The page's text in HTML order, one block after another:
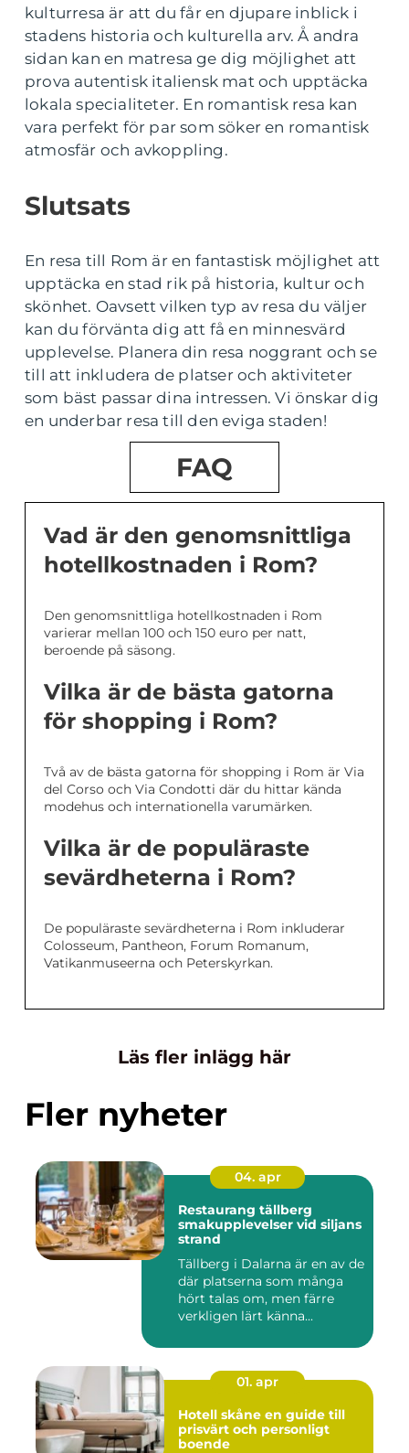
kulturresa är att du får en djupare inblick i
stadens historia och kulturella arv. Å andra
sidan kan en matresa ge dig möjlighet att
prova autentisk italiensk mat och upptäcka
lokala specialiteter. En romantisk resa kan
vara perfekt för par som söker en romantisk
atmosfär och avkoppling.
Slutsats
En resa till Rom är en fantastisk möjlighet att
upptäcka en stad rik på historia, kultur och
skönhet. Oavsett vilken typ av resa du väljer
kan du förvänta dig att få en minnesvärd
upplevelse. Planera din resa noggrant och se
till att inkludera de platser och aktiviteter
som bäst passar dina intressen. Vi önskar dig
en underbar resa till den eviga staden!
FAQ
Vad är den genomsnittliga
hotellkostnaden i Rom?
Den genomsnittliga hotellkostnaden i Rom
varierar mellan 100 och 150 euro per natt,
beroende på säsong.
Vilka är de bästa gatorna
för shopping i Rom?
Två av de bästa gatorna för shopping i Rom är Via
del Corso och Via Condotti där du hittar kända
modehus och internationella varumärken.
Vilka är de populäraste
sevärdheterna i Rom?
De populäraste sevärdheterna i Rom inkluderar
Colosseum, Pantheon, Forum Romanum,
Vatikanmuseerna och Peterskyrkan.
Läs fler inlägg här
Fler nyheter
04. apr
Restaurang tällberg
smakupplevelser vid siljans
strand
Tällberg i Dalarna är en av de
där platserna som många
hört talas om, men färre
verkligen lärt känna...
01. apr
Hotell skåne en guide till
prisvärt och personligt
boende